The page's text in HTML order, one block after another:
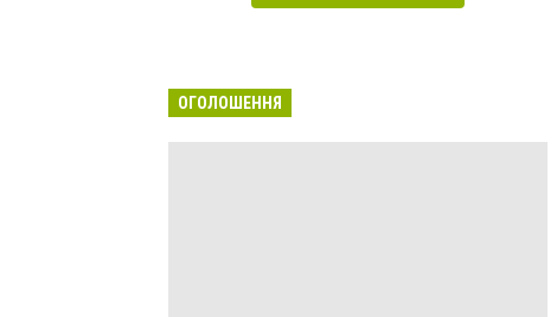
ОГОЛОШЕННЯ